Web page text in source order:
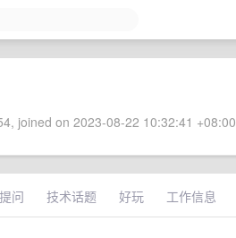
joined on 2023-08-22 10:32:41 +08:00
提问 技术话题 好玩 工作信息